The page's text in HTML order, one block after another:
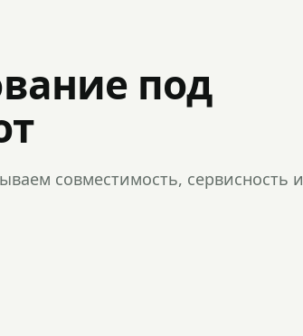
под
совместимость, сервисность и